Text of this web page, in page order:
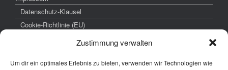
Zustimmung verwalten
Um dir ein optimales Erlebnis zu bieten, verwenden wir Technologien wie
Datenschutz-Klausel
Cookie-Richtlinie (EU)
weitere interessante Links